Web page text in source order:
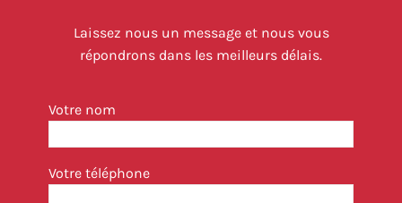
Laissez nous un message et nous vous
répondrons dans les meilleurs délais.
Votre nom
Votre téléphone